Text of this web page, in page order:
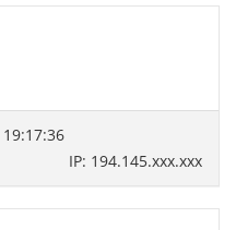
IP: 194.145.xxx.xxx